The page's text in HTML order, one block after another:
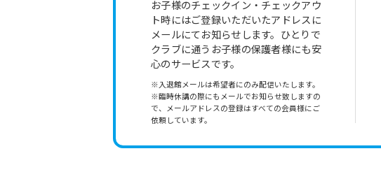
お子様のチェックイン・チェックアウ
ト時にはご登録いただいたアドレスに
メールにてお知らせします。ひとりで
クラブに通うお子様の保護者様にも安
心のサービスです。
※入退館メールは希望者にのみ配信いたします。
※臨時休講の際にもメールでお知らせ致しますの
で、メールアドレスの登録はすべての会員様にご
依頼しています。